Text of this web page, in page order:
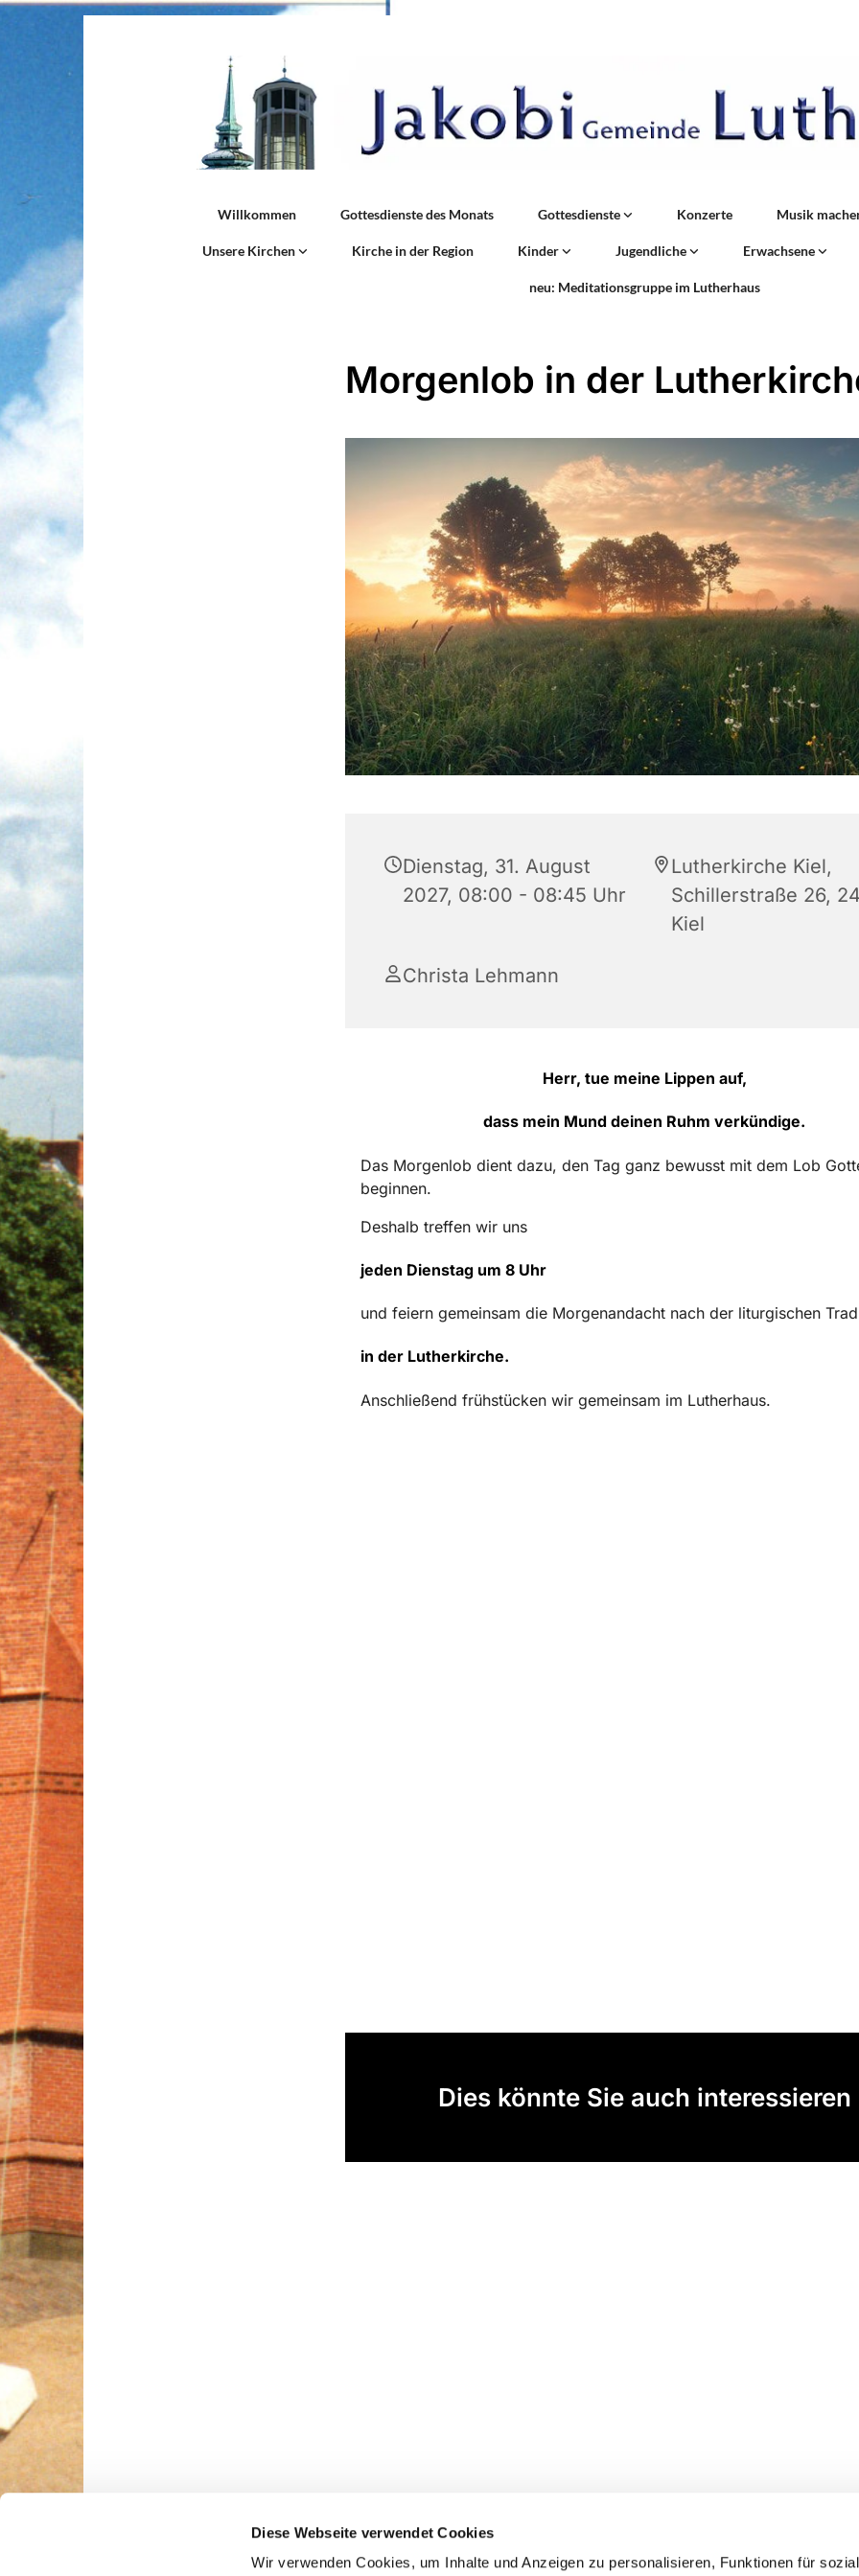
Diese Webseite verwendet Cookies
Wir verwenden Cookies, um Inhalte und Anzeigen zu personalisieren, Funktionen für
Willkommen Gottesdienste des Monats Gottesdienste Konzerte Musik
Unsere Kirchen Kirche in der Region Kinder Jugendliche Erwachsene
neu: Meditationsgruppe im Lutherhaus
Morgenlob in der
Dienstag, 31. August
2027, 08:00 - 08:45 Uhr
Lutherkirche Kiel,
Schillerstraße 26,
Kiel
Christa Lehmann
Herr, tue meine Lippen auf,
dass mein Mund deinen Ruhm verkündige.
Das Morgenlob dient dazu, den Tag ganz bewusst mit dem Lob
beginnen.
Deshalb treffen wir uns
jeden Dienstag um 8 Uhr
und feiern gemeinsam die Morgenandacht nach der liturgischen
in der Lutherkirche.
Anschließend frühstücken wir gemeinsam im Lutherhaus.
Dies könnte Sie auch interessieren